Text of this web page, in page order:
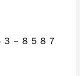
－８５８７